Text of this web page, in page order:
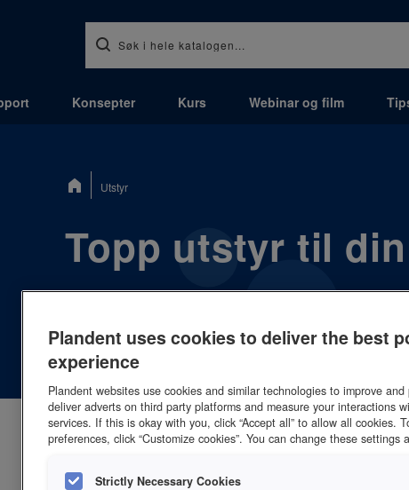
Konsepter Kurs Webinar og film
Du
er Utstyr
Topp utstyr til
Plandent leverer alt som trengs av dentalt
Vi følger deg gjennom hele prosessen, fra
klinikken står ferdig.
Utstyr på
Plandent uses cookies to deliver the best
experience
Plandent websites use cookies and similar technologies to improve
deliver adverts on third party platforms and measure your interactions
services. If this is okay with you, click “Accept all” to allow all cookies.
preferences, click “Customize cookies”. You can change these settings
Strictly Necessary Cookies